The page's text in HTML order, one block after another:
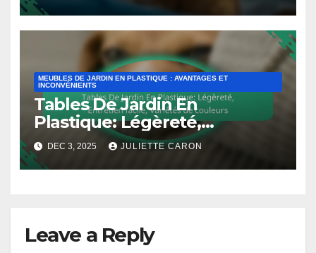
MEUBLES DE JARDIN EN PLASTIQUE : AVANTAGES ET
INCONVÉNIENTS
Tables De Jardin En
Plastique: Légèreté,
Entretien facile, Variétés de
couleurs
DEC 3, 2025 JULIETTE CARON
Leave a Reply